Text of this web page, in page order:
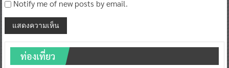
Notify me of new posts by email.
ท่องเที่ยว